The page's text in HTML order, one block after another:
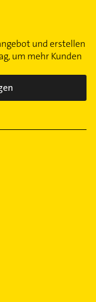
und erstellen
um mehr Kunden